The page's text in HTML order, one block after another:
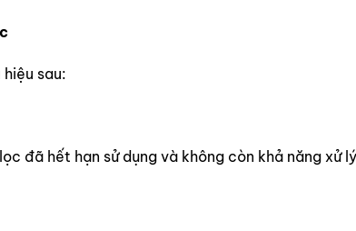
sau:
đã hết hạn sử dụng và không còn khả năng xử